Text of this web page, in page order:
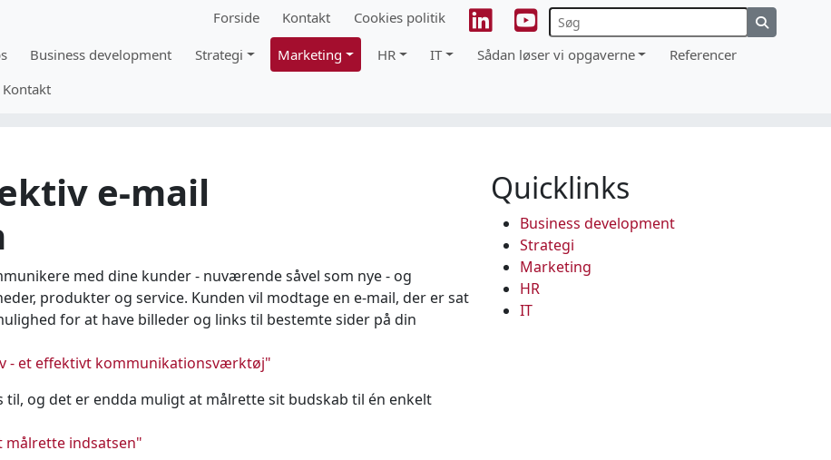
Forside Kontakt Cookies politik
Business development Strategi Marketing HR IT Sådan løser vi opgaverne
Referencer
Kontakt
e-mail
med dine kunder - nuværende såvel som nye - og
produkter og service. Kunden vil modtage en e-mail, der er sat
for at have billeder og links til bestemte sider på din
- et effektivt kommunikationsværktøj"
til, og det er endda muligt at målrette sit budskab til én enkelt
målrette indsatsen"
Quicklinks
Business development
Strategi
Marketing
HR
IT